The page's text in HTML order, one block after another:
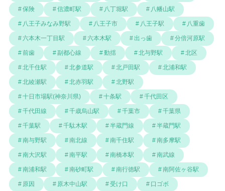
保険 信濃町駅 八丁堀駅 八幡山駅
八王子みなみ野駅 八王子市 八王子駅 八重歯
六本木一丁目駅 六本木駅 出っ歯 分倍河原駅
前歯 副都心線 動揺 北与野駅 北区
北千住駅 北参道駅 北戸田駅 北浦和駅
北綾瀬駅 北赤羽駅 北野駅
十日市場駅(神奈川県) 十条駅 千代田区
千代田線 千歳烏山駅 千葉市 千葉県
千葉駅 千駄木駅 半蔵門線 半蔵門駅
南与野駅 南北線 南千住駅 南多摩駅
南大沢駅 南平駅 南橋本駅 南武線
南浦和駅 南砂町駅 南行徳駅 南阿佐ヶ谷駅
原因 原木中山駅 受け口 口ゴボ